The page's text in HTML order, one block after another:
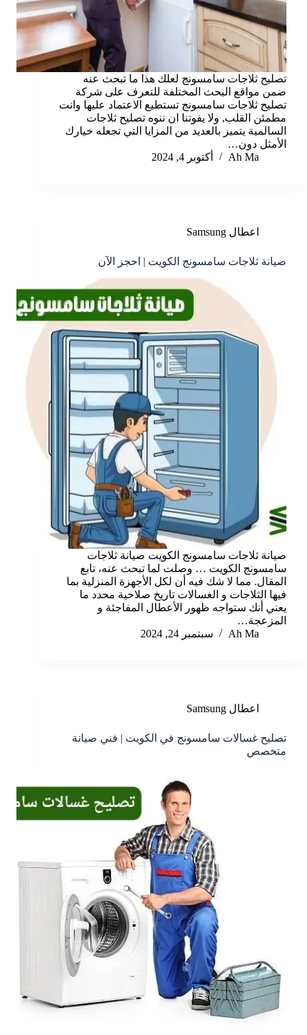
تصليح ثلاجات سامسونج لعلك هذا ما تبحث عنه
ضمن مواقع البحث المختلفة للتعرف على شركة
تصليح ثلاجات سامسونج تستطيع الاعتماد عليها وانت
مطمئن القلب, ولا يفوتنا ان ننوه تصليح ثلاجات
السالمية يتميز بالعديد من المزايا التي تجعله خيارك
الأمثل دون…
Ah Ma
أكتوبر 4, 2024
اعطال Samsung
صيانة ثلاجات سامسونج الكويت | احجز الآن
صيانة ثلاجات سامسونج الكويت صيانة ثلاجات
سامسونج الكويت … وصلت لما تبحث عنه، تابع
المقال. مما لا شك فيه أن لكل الأجهزة المنزلية بما
فيها الثلاجات و الغسالات تاريخ صلاحية محدد ما
يعني أنك ستواجه ظهور الأعطال المفاجئة و
المزعجة…
Ah Ma
سبتمبر 24, 2024
اعطال Samsung
تصليح غسالات سامسونج في الكويت | فني صيانة
متخصص